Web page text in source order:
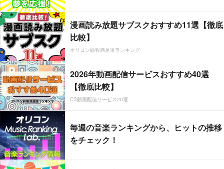
漫画読み放題サブスクおすすめ11選【徹底
比較】
オリコン顧客満足度ランキング
2026年動画配信サービスおすすめ40選
【徹底比較】
CS動画配信サービス20選
毎週の音楽ランキングから、ヒットの推移
をチェック！